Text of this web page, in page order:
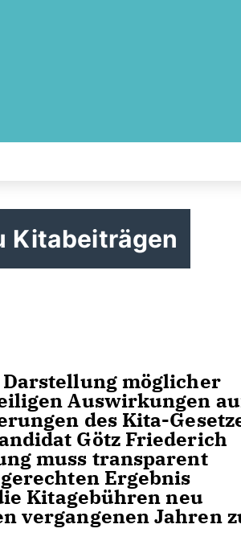
Kitabeiträgen
möglicher
Auswirkungen
des Kita-
Götz Friederich
muss transparent
Ergebnis
Kitagebühren neu
vergangenen Jahren